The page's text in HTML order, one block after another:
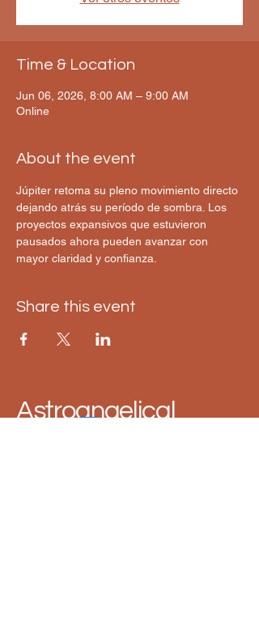
Time & Location
Jun 06, 2026, 8:00 AM – 9:00 AM
Online
About the event
Júpiter retoma su pleno movimiento directo
dejando atrás su período de sombra. Los
proyectos expansivos que estuvieron
pausados ahora pueden avanzar con
mayor claridad y confianza.
Share this event
Astroangelical